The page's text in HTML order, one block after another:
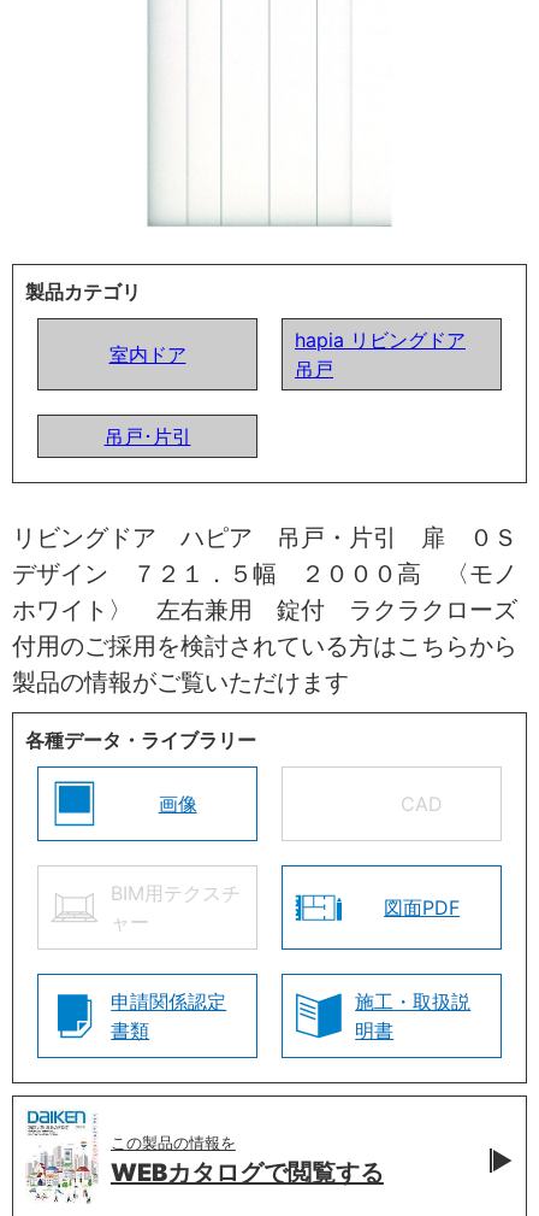
製品カテゴリ
室内ドア
hapia リビングドア
吊戸
吊戸･片引
リビングドア ハピア 吊戸・片引 扉 ０Ｓ
デザイン ７２１．５幅 ２０００高 〈モノ
ホワイト〉 左右兼用 錠付 ラクラクローズ
付用のご採用を検討されている方はこちらから
製品の情報がご覧いただけます
各種データ・ライブラリー
画像 CAD
BIM用テクスチ
ャー
図面PDF
申請関係認定
書類
施工・取扱説
明書
この製品の情報を
WEBカタログで閲覧する